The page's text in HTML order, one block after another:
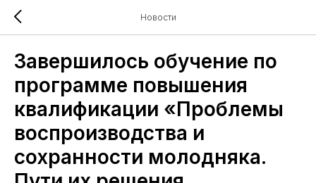
Новости
Завершилось обучение по
программе повышения
квалификации «Проблемы
воспроизводства и
сохранности молодняка.